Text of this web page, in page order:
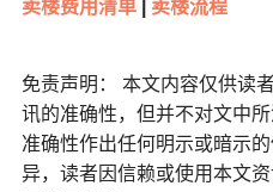
卖楼费用清单| 卖楼流程
免责声明： 本文内容仅供读
讯的准确性，但并不对文中
准确性作出任何明示或暗示
异，读者因信赖或使用本文